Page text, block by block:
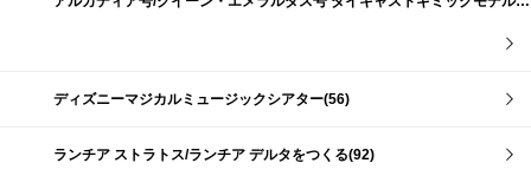
ディズニーマジカルミュージックシアター(56)
ランチア ストラトス/ランチア デルタをつくる(92)